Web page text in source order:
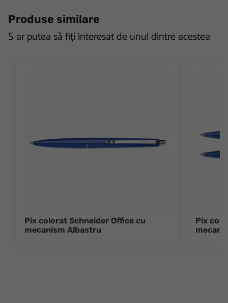
Produse similare
S-ar putea să fiți interesat de unul dintre acestea
Pix colorat Schneider Office cu
mecanism Albastru
Pix